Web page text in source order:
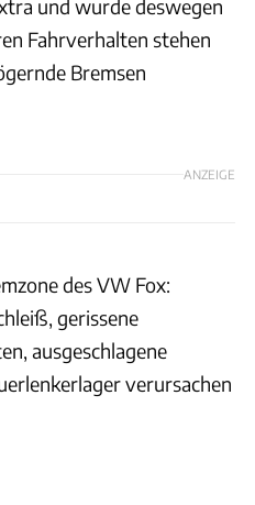
und wurde deswegen
Fahrverhalten stehen
Bremsen
ANZEIGE
des VW Fox:
gerissene
ausgeschlagene
verursachen